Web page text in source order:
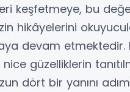
keşfetmeye, bu
hikâyelerini
devam etmektedir.
güzelliklerin
dört bir yanını